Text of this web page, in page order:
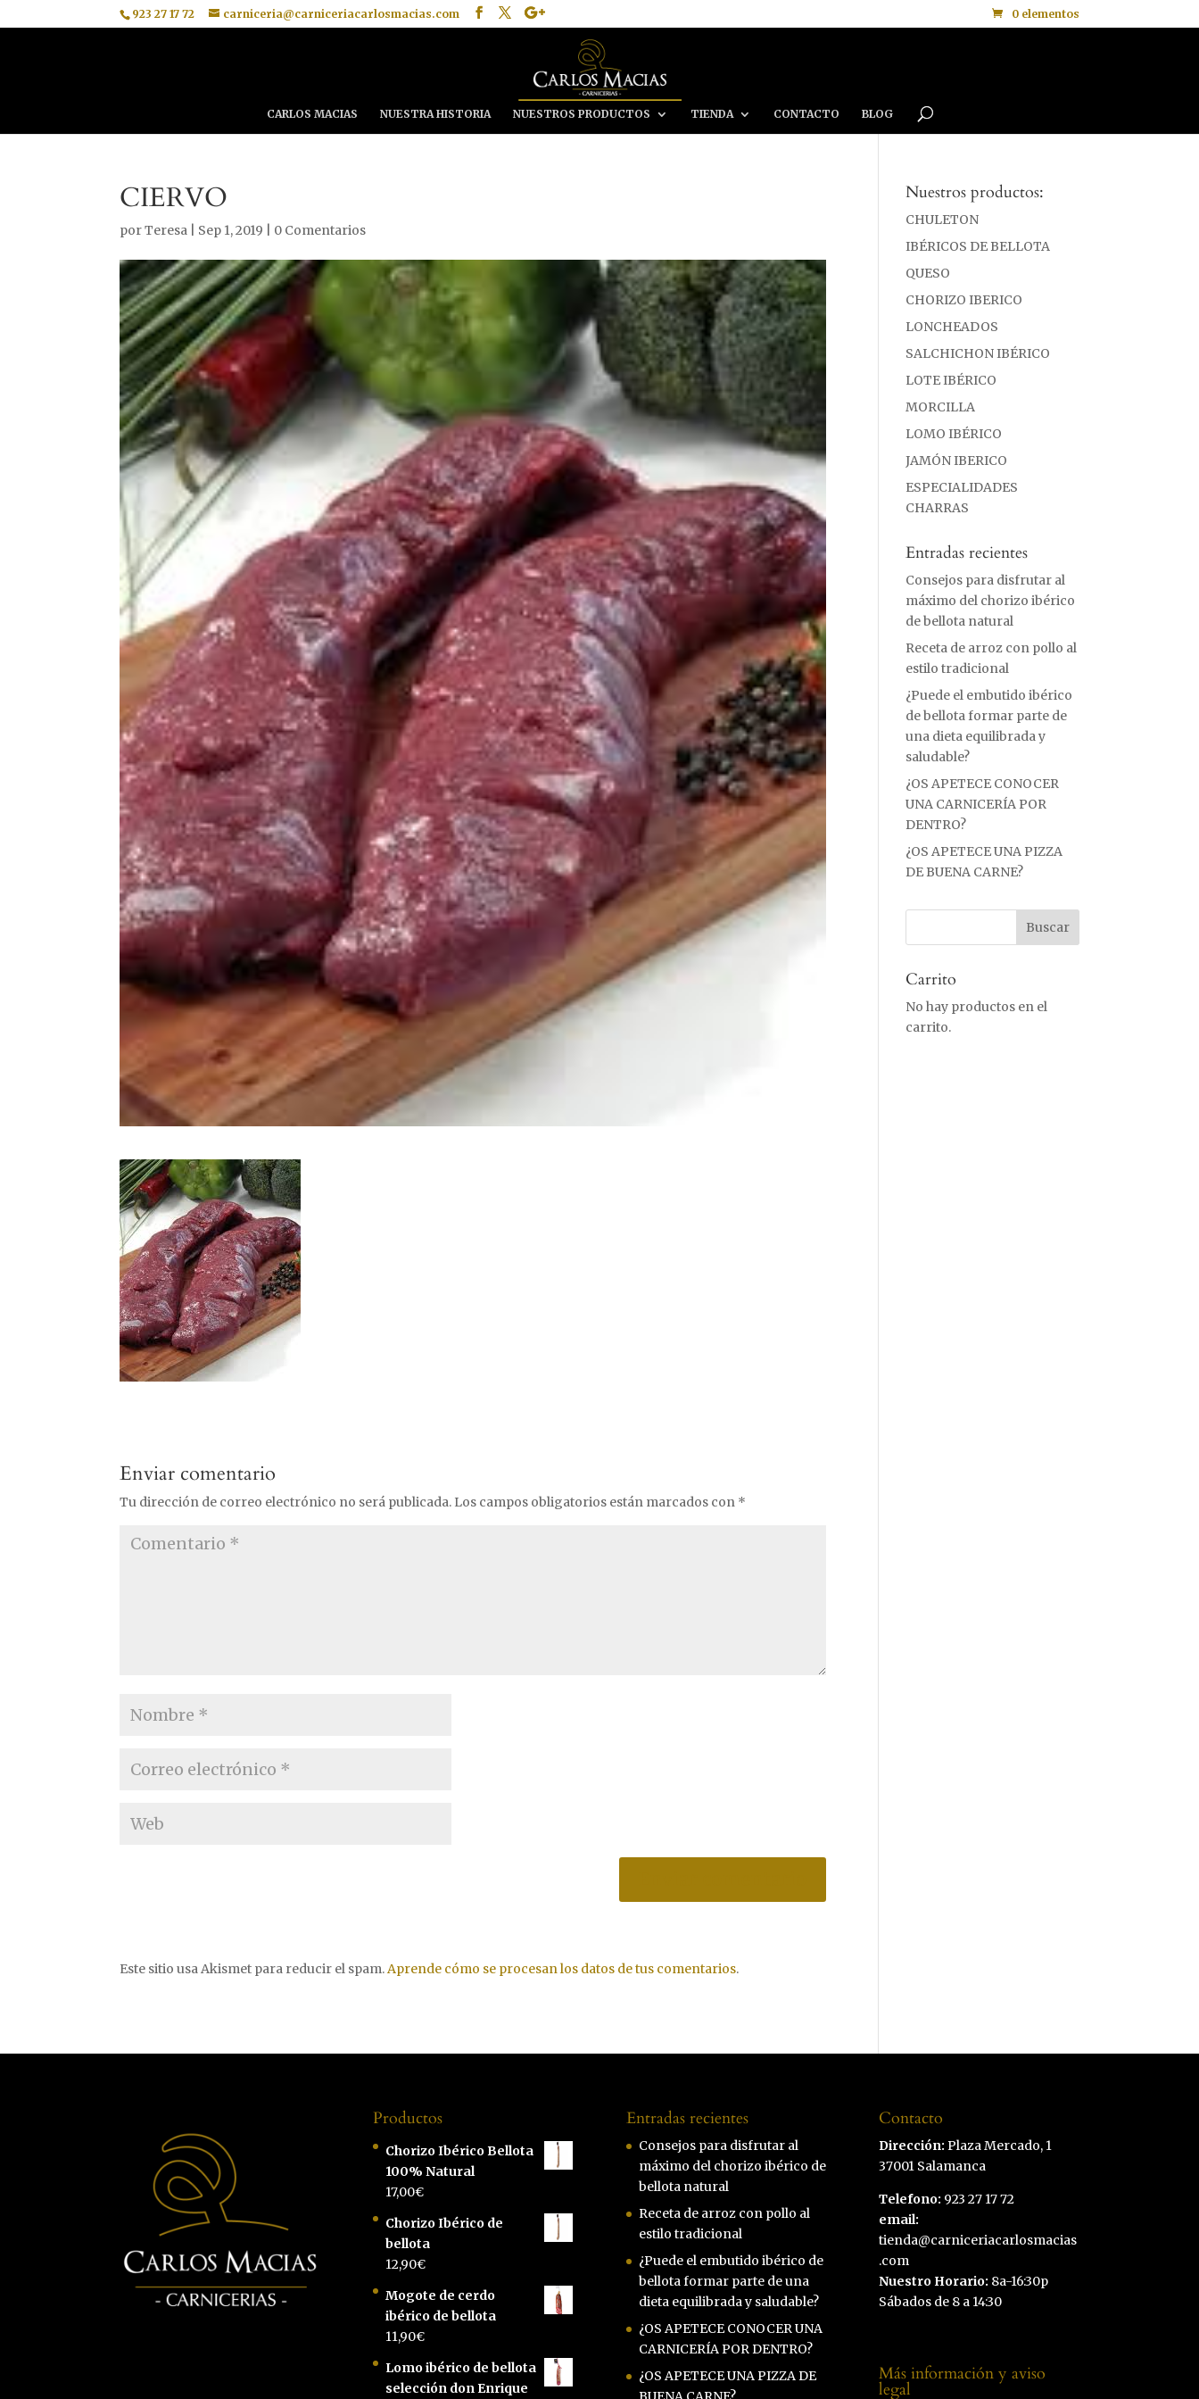
923 27 17 72 carniceria@carniceriacarlosmacias.com 0 elementos
CARLOS MACIAS NUESTRA HISTORIA NUESTROS PRODUCTOS TIENDA CONTACTO BLOG
CIERVO
porTeresa Sep 1, 2019 0 Comentarios
Enviar comentario
Tu dirección de correo electrónico no será publicada. Los campos obligatorios están marcados con *
Este sitio usa Akismet para reducir el spam.Aprende cómo se procesan los datos de tus comentarios.
Nuestros productos:
CHULETON
IBÉRICOS DE BELLOTA
QUESO
CHORIZO IBERICO
LONCHEADOS
SALCHICHON IBÉRICO
LOTE IBÉRICO
MORCILLA
LOMO IBÉRICO
JAMÓN IBERICO
ESPECIALIDADES
CHARRAS
Entradas recientes
Consejos para disfrutar al
máximo del chorizo ibérico
de bellota natural
Receta de arroz con pollo al
estilo tradicional
¿Puede el embutido ibérico
de bellota formar parte de
una dieta equilibrada y
saludable?
¿OS APETECE CONOCER
UNA CARNICERÍA POR
DENTRO?
¿OS APETECE UNA PIZZA
DE BUENA CARNE?
Carrito
No hay productos en el
carrito.
Productos
Chorizo Ibérico Bellota
100% Natural
17,00€
Chorizo Ibérico de
bellota
12,90€
Mogote de cerdo
ibérico de bellota
11,90€
Lomo ibérico de bellota
selección don Enrique
Entradas recientes
Consejos para disfrutar al
máximo del chorizo ibérico de
bellota natural
Receta de arroz con pollo al
estilo tradicional
¿Puede el embutido ibérico de
bellota formar parte de una
dieta equilibrada y saludable?
¿OS APETECE CONOCER UNA
CARNICERÍA POR DENTRO?
¿OS APETECE UNA PIZZA DE
Contacto
Dirección: Plaza Mercado, 1
37001 Salamanca
Telefono: 923 27 17 72
email:
tienda@carniceriacarlosmacias
.com
Nuestro Horario: 8a-16:30p
Sábados de 8 a 14:30
Más información y aviso
legal